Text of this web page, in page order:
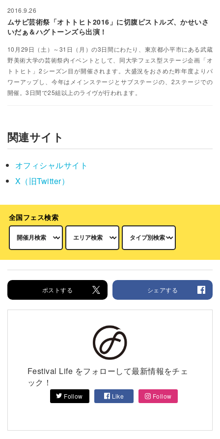
2016.9.26
ムサビ芸術祭「オトトヒト2016」に切腹ピストルズ、かせいさ
いだぁ＆ハグトーンズら出演！
10月29日（土）～31日（月）の3日間にわたり、東京都小平市にある武蔵
野美術大学の芸術祭内イベントとして、同大学フェス型ステージ企画「オ
トトヒト」2シーズン目が開催されます。大盛況をおさめた昨年度よりパ
ワーアップし、今年はメインステージとサブステージの、2ステージでの
開催。3日間で25組以上のライヴが行われます。
関連サイト
オフィシャルサイト
X（旧Twitter）
全国フェス検索
ポストする シェアする
Festival Life をフォローして最新情報をチェ
ック！
Follow Like Follow